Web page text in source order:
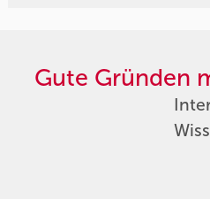
Gute Gründen